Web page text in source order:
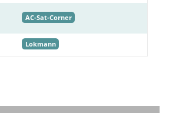
AC-Sat-Corner
Lokmann